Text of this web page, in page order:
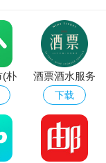
研究的整体安全。
(朴
安
酒票酒水服务
app
下载